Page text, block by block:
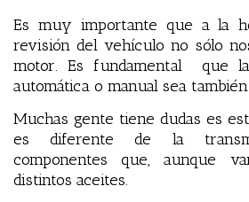
Es muy importante que a la
revisión del vehículo no sólo
motor. Es fundamental que
automática o manual sea
Muchas gente tiene dudas es
es diferente de la
componentes que, aunque
distintos aceites.